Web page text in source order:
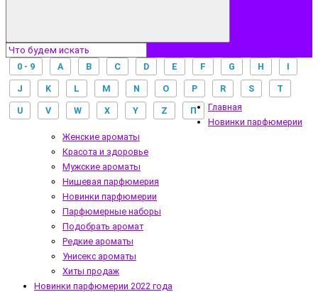
0 - 9 A B C D E F G H I
J K L M N O P R S T
U V W X Y Z П
Главная
Новинки парфюмерии
Женские ароматы
Красота и здоровье
Мужские ароматы
Нишевая парфюмерия
Новинки парфюмерии
Парфюмерные наборы
Подобрать аромат
Редкие ароматы
Унисекс ароматы
Хиты продаж
Новинки парфюмерии 2022 года